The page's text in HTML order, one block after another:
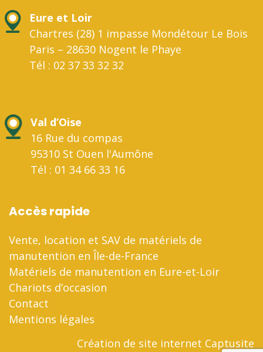
Eure et Loir
Chartres (28) 1 impasse Mondétour Le Bois
Paris – 28630 Nogent le Phaye
Tél : 02 37 33 32 32
Val d’Oise
16 Rue du compas
95310 St Ouen l'Aumône
Tél : 01 34 66 33 16
Accès rapide
Vente, location et SAV de matériels de
manutention en Île-de-France
Matériels de manutention en Eure-et-Loir
Chariots d’occasion
Contact
Mentions légales
Création de site internet Captusite